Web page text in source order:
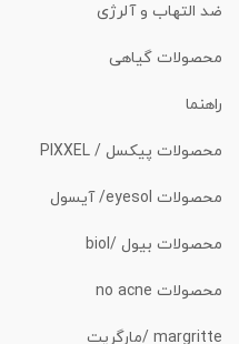
ضد التهاب و آلرژی
محصولات گیاهی
راهنما
محصولات پیکسل / PIXXEL
محصولات eyesol/ آیسول
محصولات بیول /biol
محصولات no acne
margritte /مارگریت